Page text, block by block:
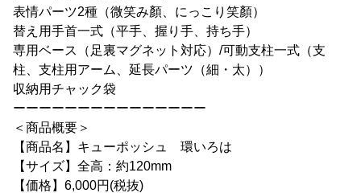
表情パーツ2種（微笑み顏、にっこり笑顏）
替え用手首一式（平手、握り手、持ち手）
専用ベース（足裏マグネット対応）/可動支柱一式（支
柱、支柱用アーム、延長パーツ（細・太））
収納用チャック袋
ーーーーーーーーーーーーーーー
＜商品概要＞
【商品名】キューポッシュ 環いろは
【サイズ】全高：約120mm
【価格】6,000円(税抜)